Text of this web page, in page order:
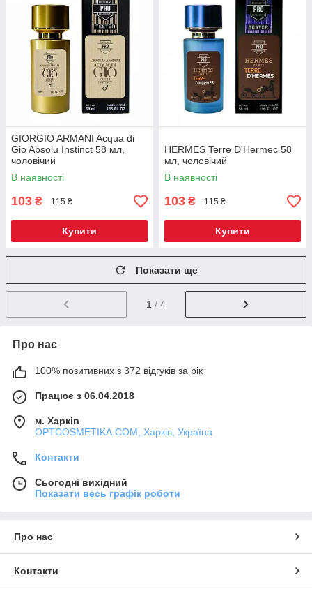
GIORGIO ARMANI Acqua di
Gio Absolu Instinct 58 мл,
чоловічий
В наявності
103 ₴ 115 ₴
Купити
НЕRМЕS Terre D'Неrmес 58
мл, чоловічий
В наявності
103 ₴ 115 ₴
Купити
Показати ще
1 / 4
Про нас
100% позитивних з 372 відгуків за рік
Працює з 06.04.2018
м. Харків
OPTCOSMETIKA.COM, Харків, Україна
Контакти
Сьогодні вихідний
Показати весь графік роботи
Про нас
Контакти